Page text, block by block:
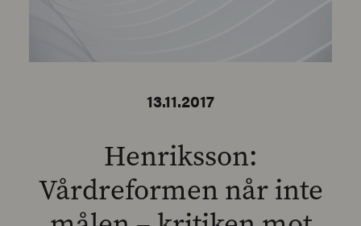
13.11.2017
Henriksson:
Vårdreformen når inte